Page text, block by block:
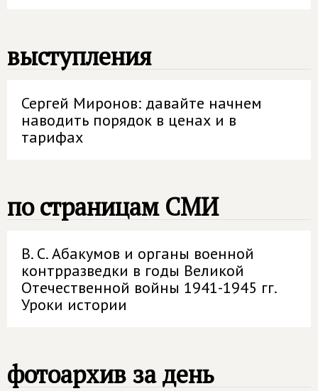
выступления
Сергей Миронов: давайте начнем
наводить порядок в ценах и в
тарифах
по страницам СМИ
В. С. Абакумов и органы военной
контрразведки в годы Великой
Отечественной войны 1941-1945 гг.
Уроки истории
фотоархив за день